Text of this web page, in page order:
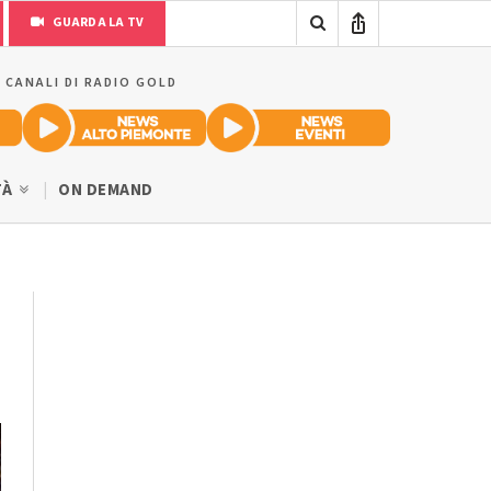
GUARDA LA TV
DI RADIO GOLD
ON DEMAND